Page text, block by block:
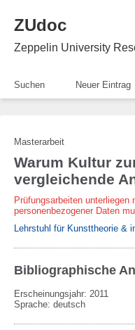
ZUdoc
Zeppelin University
Suchen Neuer Eintrag
Masterarbeit
Warum Kultur
vergleichende
Prüfungsarbeiten
personenbezogener Daten
Lehrstuhl für Kunsttheorie &
Bibliographische
Erscheinungsjahr: 2011
Sprache: deutsch